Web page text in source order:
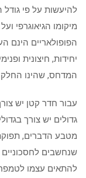
להיעשות על פי גודל
מיקומו הגיאוגרפי
הפופולאריים הינם
יחידות, חיצונית
המדחס, שהינו
מטבע הדברים, תפוקת
שנחשבים
להתאים עצמו